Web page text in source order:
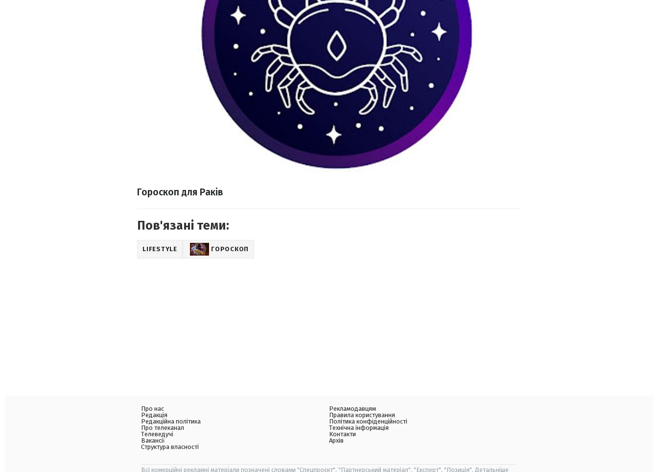
Гороскоп для Раків
Пов'язані теми:
LIFESTYLE ГОРОСКОП
Про нас
Редакція
Редакційна політика
Про телеканал
Телеведучі
Вакансії
Структура власності
Рекламодавцям
Правила користування
Політика конфіденційності
Технічна інформація
Контакти
Архів
Всі комерційні рекламні матеріали позначені словами "Спецпроєкт", "Партнерський матеріал", "Експерт", "Позиція". Детальніше